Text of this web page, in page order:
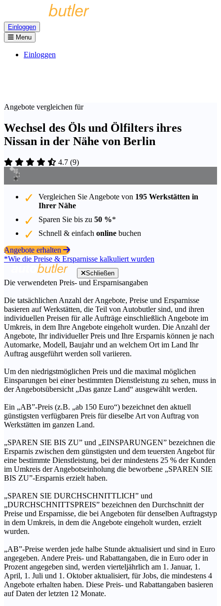
Einloggen
Menu
Einloggen
Angebote vergleichen für
Wechsel des Öls und Ölfilters ihres
Nissan in der Nähe von Berlin
4.7 (9)
Vergleichen Sie Angebote von 195 Werkstätten in
Ihrer Nähe
Sparen Sie bis zu 50 %*
Schnell & einfach online buchen
Angebote erhalten
*Wie die Preise & Ersparnisse kalkuliert wurden
Schließen
Die verwendeten Preis- und Ersparnisangaben
Die tatsächlichen Anzahl der Angebote, Preise und Ersparnisse
basieren auf Werkstätten, die Teil von Autobutler sind, und ihren
individuellen Preisen für alle Aufträge einschließlich Angebote im
Umkreis, in dem Ihre Angebote eingeholt wurden. Die Anzahl der
Angebote, Ihr individueller Preis und Ihre Ersparnis können je nach
Automarke, Modell, Baujahr und an welchem Ort im Land Ihr
Auftrag ausgeführt werden soll variieren.
Um den niedrigstmöglichen Preis und die maximal möglichen
Einsparungen bei einer bestimmten Dienstleistung zu sehen, muss in
der Angebotsübersicht „Das ganze Land“ ausgewählt werden.
Ein „AB”-Preis (z.B. „ab 150 Euro“) bezeichnet den aktuell
günstigsten verfügbaren Preis für dieselbe Art von Auftrag von
Werkstätten im ganzen Land.
„SPAREN SIE BIS ZU” und „EINSPARUNGEN” bezeichnen die
Ersparnis zwischen dem günstigsten und dem teuersten Angebot für
eine bestimmte Dienstleistung, bei der mindestens 25 % der Kunden
im Umkreis der Angebotseinholung die beworbene „SPAREN SIE
BIS ZU”-Ersparnis erzielt haben.
„SPAREN SIE DURCHSCHNITTLICH” und
„DURCHSCHNITTSPREIS” bezeichnen den Durchschnitt der
Preise und Ersparnisse, die bei Angeboten für denselben Auftragstyp
in dem Umkreis, in dem die Angebote eingeholt wurden, erzielt
wurden.
„AB”-Preise werden jede halbe Stunde aktualisiert und sind in Euro
angegeben. Andere Preis- und Rabattangaben, die in Euro oder in
Prozent angegeben sind, werden vierteljährlich am 1. Januar, 1.
April, 1. Juli und 1. Oktober aktualisiert, für Jobs, die mindestens 4
Angebote erhalten haben. Diese Preis- und Rabattangaben basieren
auf Daten der letzten 12 Monate.